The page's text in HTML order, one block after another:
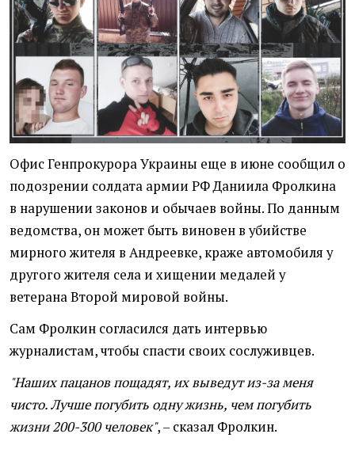
Офис Генпрокурора Украины еще в июне сообщил о
подозрении солдата армии РФ Даниила Фролкина
в нарушении законов и обычаев войны. По данным
ведомства, он может быть виновен в убийстве
мирного жителя в Андреевке, краже автомобиля у
другого жителя села и хищении медалей у
ветерана Второй мировой войны.
Сам Фролкин согласился дать интервью
журналистам, чтобы спасти своих сослуживцев.
"Наших пацанов пощадят, их выведут из-за меня
чисто. Лучше погубить одну жизнь, чем погубить
жизни 200-300 человек", – сказал Фролкин.